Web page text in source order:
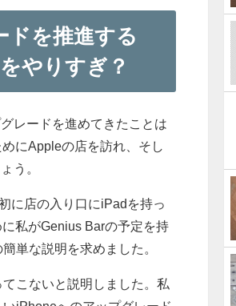
ドを推進する
やりすぎ？
レードを進めてきたことは
にAppleの店を訪れ、そし
う。
に店の入り口にiPadを持っ
私がGenius Barの予定を持
単な説明を求めました。
こないと説明しました。私